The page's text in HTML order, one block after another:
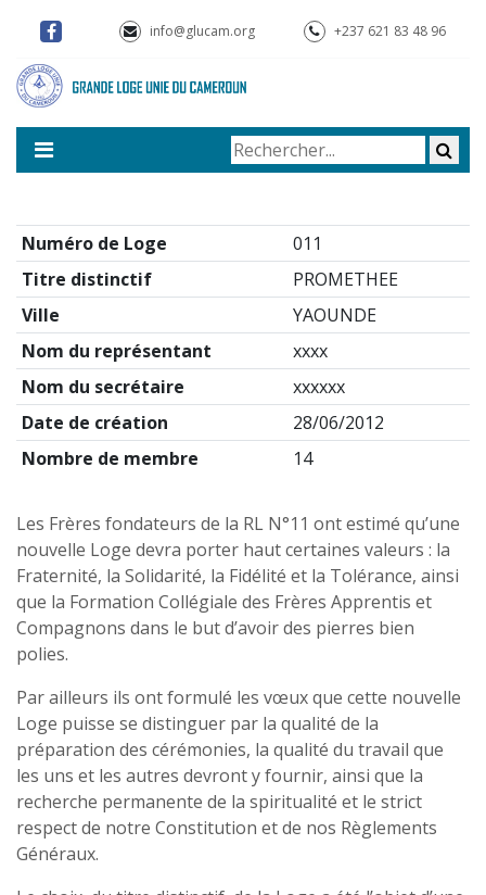
info@glucam.org +237 621 83 48 96
Numéro de Loge
011
Titre distinctif
PROMETHEE
Ville
YAOUNDE
Nom du représentant
xxxx
Nom du secrétaire
xxxxxx
Date de création
28/06/2012
Nombre de membre
14
Les Frères fondateurs de la RL N°11 ont estimé qu’une
nouvelle Loge devra porter haut certaines valeurs : la
Fraternité, la Solidarité, la Fidélité et la Tolérance, ainsi
que la Formation Collégiale des Frères Apprentis et
Compagnons dans le but d’avoir des pierres bien
polies.
Par ailleurs ils ont formulé les vœux que cette nouvelle
Loge puisse se distinguer par la qualité de la
préparation des cérémonies, la qualité du travail que
les uns et les autres devront y fournir, ainsi que la
recherche permanente de la spiritualité et le strict
respect de notre Constitution et de nos Règlements
Généraux.